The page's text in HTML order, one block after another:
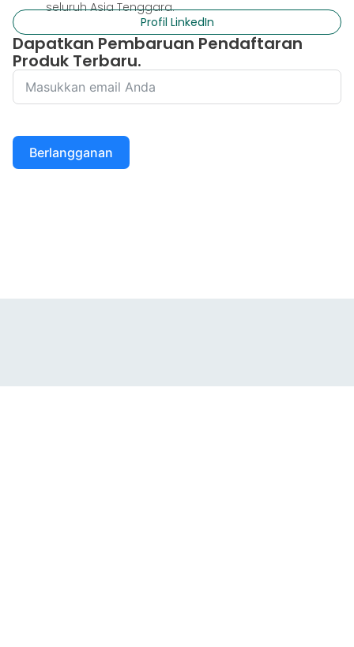
seluruh Asia Tenggara.
Profil LinkedIn
Dapatkan Pembaruan Pendaftaran
Produk Terbaru.
Berlangganan